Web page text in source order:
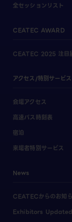
全セッションリスト
CEATEC AWARD
CEATEC 2025 注目
アクセス/特別サービス
会場アクセス
高速バス時刻表
宿泊
来場者特別サービス
News
CEATECからのお知
Exhibitors